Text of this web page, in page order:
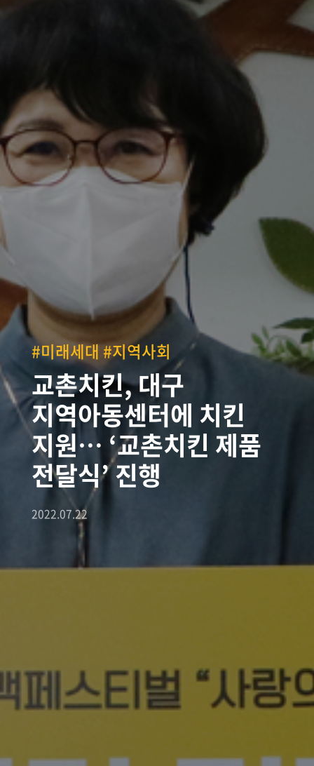
#미래세대 #지역사회
교촌치킨, 대구
지역아동센터에 치킨
지원… ‘교촌치킨 제품
전달식’ 진행
2022.07.22